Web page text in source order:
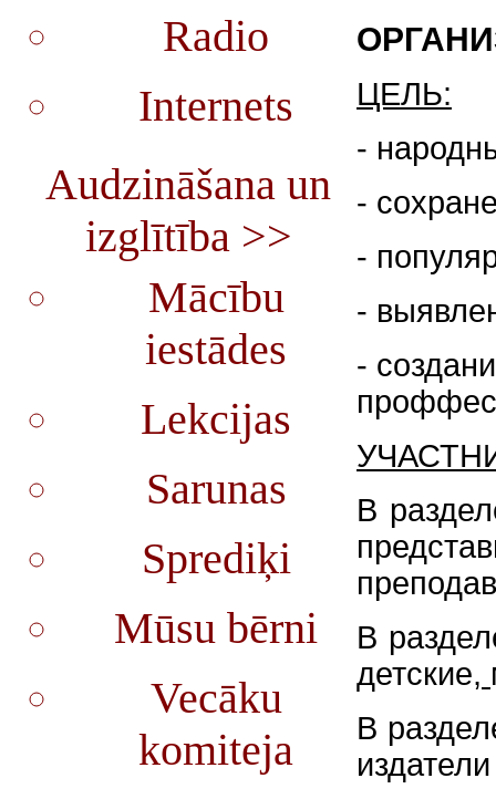
Radio
Internets
Audzināšana un
izglītība >>
Mācību
iestādes
Lekcijas
Sarunas
Sprediķi
Mūsu bērni
Vecāku
komiteja
ЦЕЛЬ:
-
-
-
-
-
В
В
детские,
В